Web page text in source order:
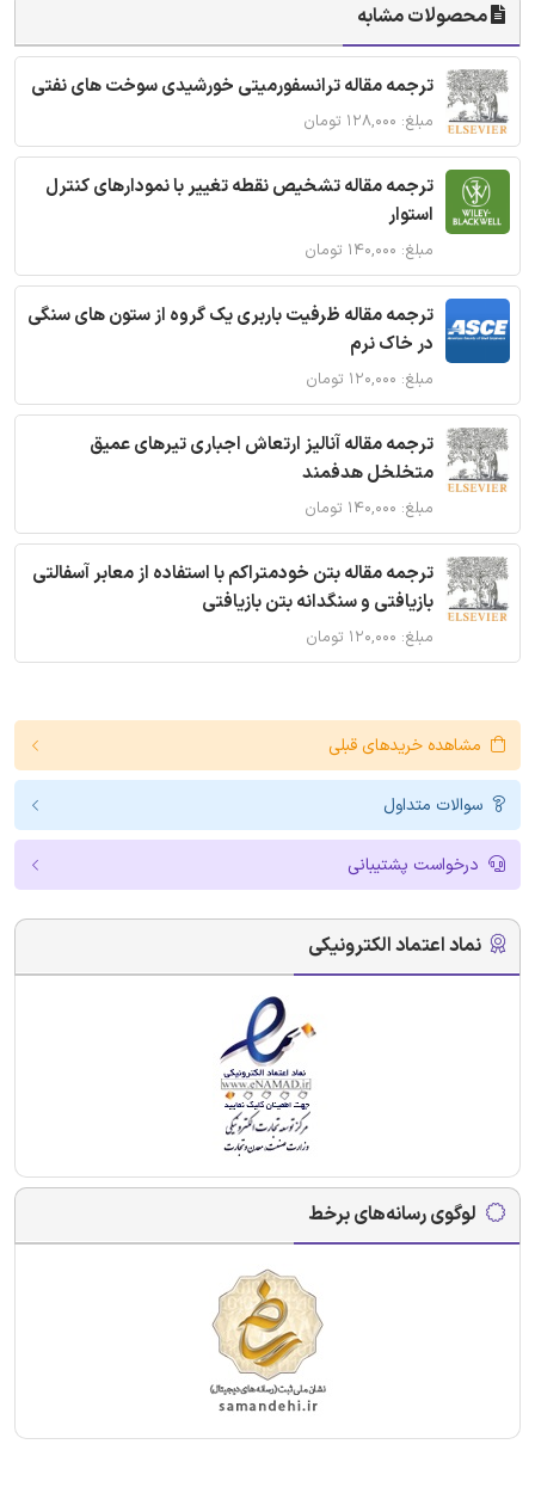
محصولات مشابه
ترجمه مقاله ترانسفورمیتی خورشیدی سوخت های نفتی
مبلغ: ۱۲۸,۰۰۰ تومان
ترجمه مقاله تشخیص نقطه تغییر با نمودارهای کنترل
استوار
مبلغ: ۱۴۰,۰۰۰ تومان
ترجمه مقاله ظرفیت باربری یک گروه از ستون های سنگی
در خاک نرم
مبلغ: ۱۲۰,۰۰۰ تومان
ترجمه مقاله آنالیز ارتعاش اجباری تیرهای عمیق
متخلخل هدفمند
مبلغ: ۱۴۰,۰۰۰ تومان
ترجمه مقاله بتن خودمتراکم با استفاده از معابر آسفالتی
بازیافتی و سنگدانه بتن بازیافتی
مبلغ: ۱۲۰,۰۰۰ تومان
مشاهده خریدهای قبلی
سوالات متداول
درخواست پشتیبانی
نماد اعتماد الکترونیکی
لوگوی رسانه‌های برخط